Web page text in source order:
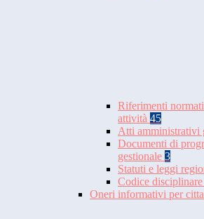
Riferimenti
attività 45
Atti amministrativi
Documenti di
gestionale 3
Statuti e leggi
Codice
Oneri informativi per